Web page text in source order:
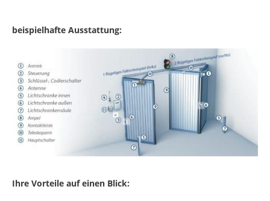
beispielhafte Ausstattung:
Ihre Vorteile auf einen Blick: